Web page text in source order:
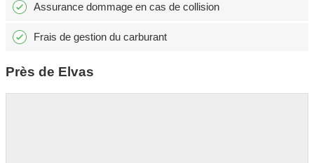
Assurance dommage en cas de collision
Frais de gestion du carburant
Près de Elvas